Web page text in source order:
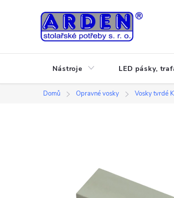
Nástroje LED pásky,
Domů Opravné vosky Vosky tvrdé